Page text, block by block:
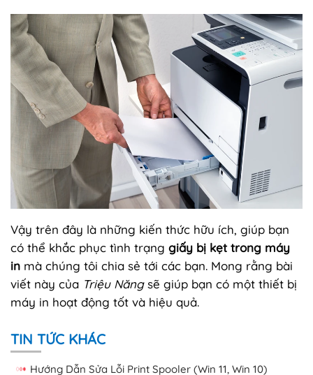
Vậy trên đây là những kiến thức hữu ích, giúp bạn
có thể khắc phục tình trạng giấy bị kẹt trong máy
in mà chúng tôi chia sẻ tới các bạn. Mong rằng bài
viết này của Triệu Năngsẽ giúp bạn có một thiết bị
máy in hoạt động tốt và hiệu quả.
TIN TỨC KHÁC
Hướng Dẫn Sửa Lỗi Print Spooler (Win 11, Win 10)